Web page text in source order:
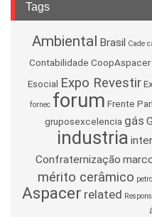
Tags
Ambiental Brasil Cade
Contabilidade CoopAspacer
Esocial Expo Revestir
fornec forum Frente
gruposexcelencia gás
industria
Confraternização
mérito cerâmico
Aspacer related